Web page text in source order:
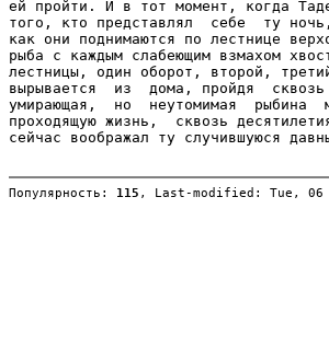
Популярность: 115